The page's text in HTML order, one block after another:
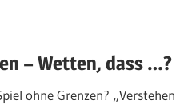
– Wetten, dass …?
ohne Grenzen? „Verstehen